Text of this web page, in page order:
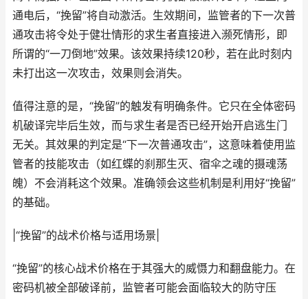
通电后，“挽留”将自动激活。生效期间，监管者的下一次普
通攻击将令处于健壮情形的求生者直接进入濒死情形，即
所谓的“一刀倒地”效果。该效果持续120秒，若在此时刻内
未打出这一次攻击，效果则会消失。
值得注意的是，“挽留”的触发有明确条件。它只在全体密码
机破译完毕后生效，而与求生者是否已经开始开启逃生门
无关。其效果的判定是“下一次普通攻击”，这意味着使用监
管者的技能攻击（如红蝶的刹那生灭、宿伞之魂的摄魂荡
魄）不会消耗这个效果。准确领会这些机制是利用好“挽留”
的基础。
|“挽留”的战术价格与适用场景|
“挽留”的核心战术价格在于其强大的威慑力和翻盘能力。在
密码机被全部破译前，监管者可能会面临较大的防守压